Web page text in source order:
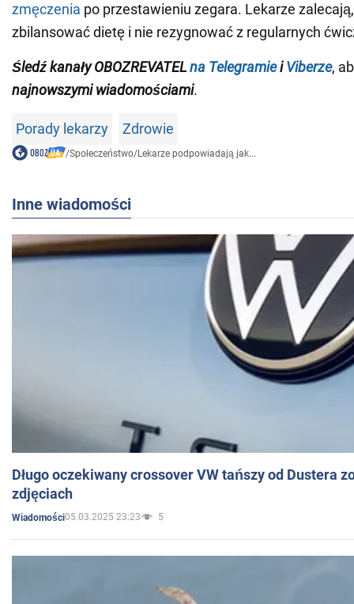
zmęczenia po przestawieniu zegara. Lekarze
zbilansować dietę i nie rezygnować z regularnych
Śledź kanały OBOZREVATELna Telegramiei Viberze,
najnowszymi wiadomościami.
Porady lekarzy Zdrowie
/Społeczeństwo/Lekarze podpowiadają jak...
Inne wiadomości
Długo oczekiwany crossover VW tańszy od Dustera
zdjęciach
Wiadomości05.03.2025 23:23 5